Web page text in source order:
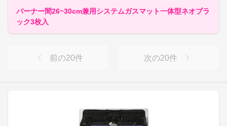
バーナー間26~30cm兼用システムガスマット一体型ネオブラ
ック3枚入
前の20件 次の20件